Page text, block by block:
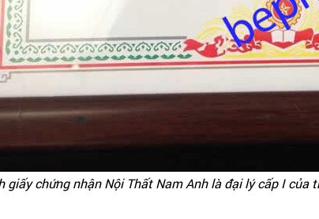
giấy chứng nhận Nội Thất Nam Anh là đại lý cấp I của